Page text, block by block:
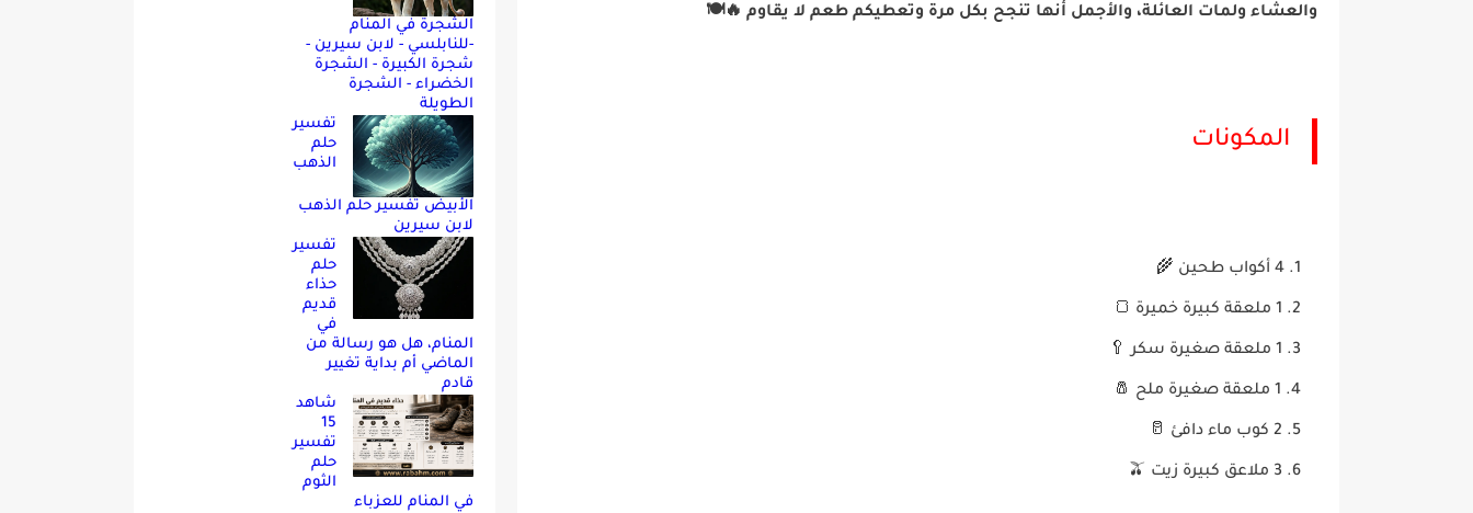
والعشاء ولمات العائلة، والأجمل أنها تنجح بكل مرة وتعطيكم طعم لا يقاوم 🔥🍽️
المكونات
4 أكواب طحين 🌾
1 ملعقة كبيرة خميرة 🍞
1 ملعقة صغيرة سكر 🥄
1 ملعقة صغيرة ملح 🧂
2 كوب ماء دافئ 🥛
3 ملاعق كبيرة زيت 🫒
الشجرة في المنام
-للنابلسي - لابن سيرين -
شجرة الكبيرة - الشجرة
الخضراء - الشجرة
الطويلة
تفسير
حلم
الذهب
الأبيض تفسير حلم الذهب
لابن سيرين
تفسير
حلم
حذاء
قديم
في
المنام، هل هو رسالة من
الماضي أم بداية تغيير
قادم
شاهد
15
تفسير
حلم
الثوم
في المنام للعزباء